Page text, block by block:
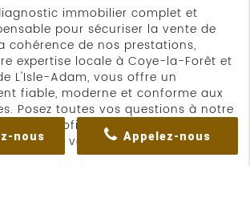
immobilier complet et
pour sécuriser la vente de
cohérence de nos prestations,
expertise locale à Coye-la-Forêt et
L'Isle-Adam, vous offre un
fiable, moderne et conforme aux
Posez toutes vos questions à notre
et profitez de l'expérience de LA
à bien votre transaction
Appelez-nous
nous